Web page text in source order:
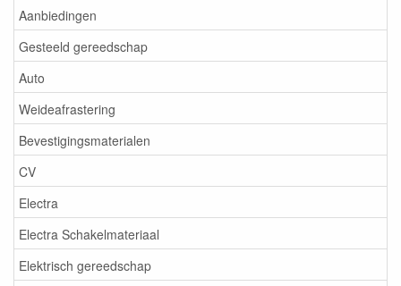
Aanbiedingen
Gesteeld gereedschap
Auto
Weideafrastering
Bevestigingsmaterialen
CV
Electra
Electra Schakelmateriaal
Elektrisch gereedschap